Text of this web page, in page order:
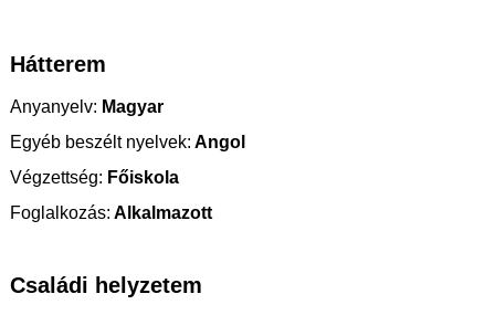
Hátterem
Anyanyelv: Magyar
Egyéb beszélt nyelvek: Angol
Végzettség: Főiskola
Foglalkozás: Alkalmazott
Családi helyzetem